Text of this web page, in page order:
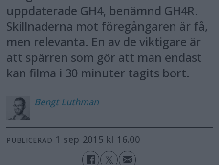
uppdaterade GH4, benämnd GH4R.
Skillnaderna mot föregångaren är få,
men relevanta. En av de viktigare är
att spärren som gör att man endast
kan filma i 30 minuter tagits bort.
Bengt Luthman
PUBLICERAD 1 sep 2015 kl 16.00